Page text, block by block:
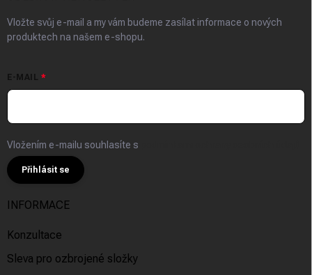
Vložte svůj e-mail a my vám budeme zasílat informace o nových
produktech na našem e-shopu.
E-MAIL
Vložením e-mailu souhlasíte s
Přihlásit se
INFORMACE
Konzultace
Sleva pro ozbrojené složky